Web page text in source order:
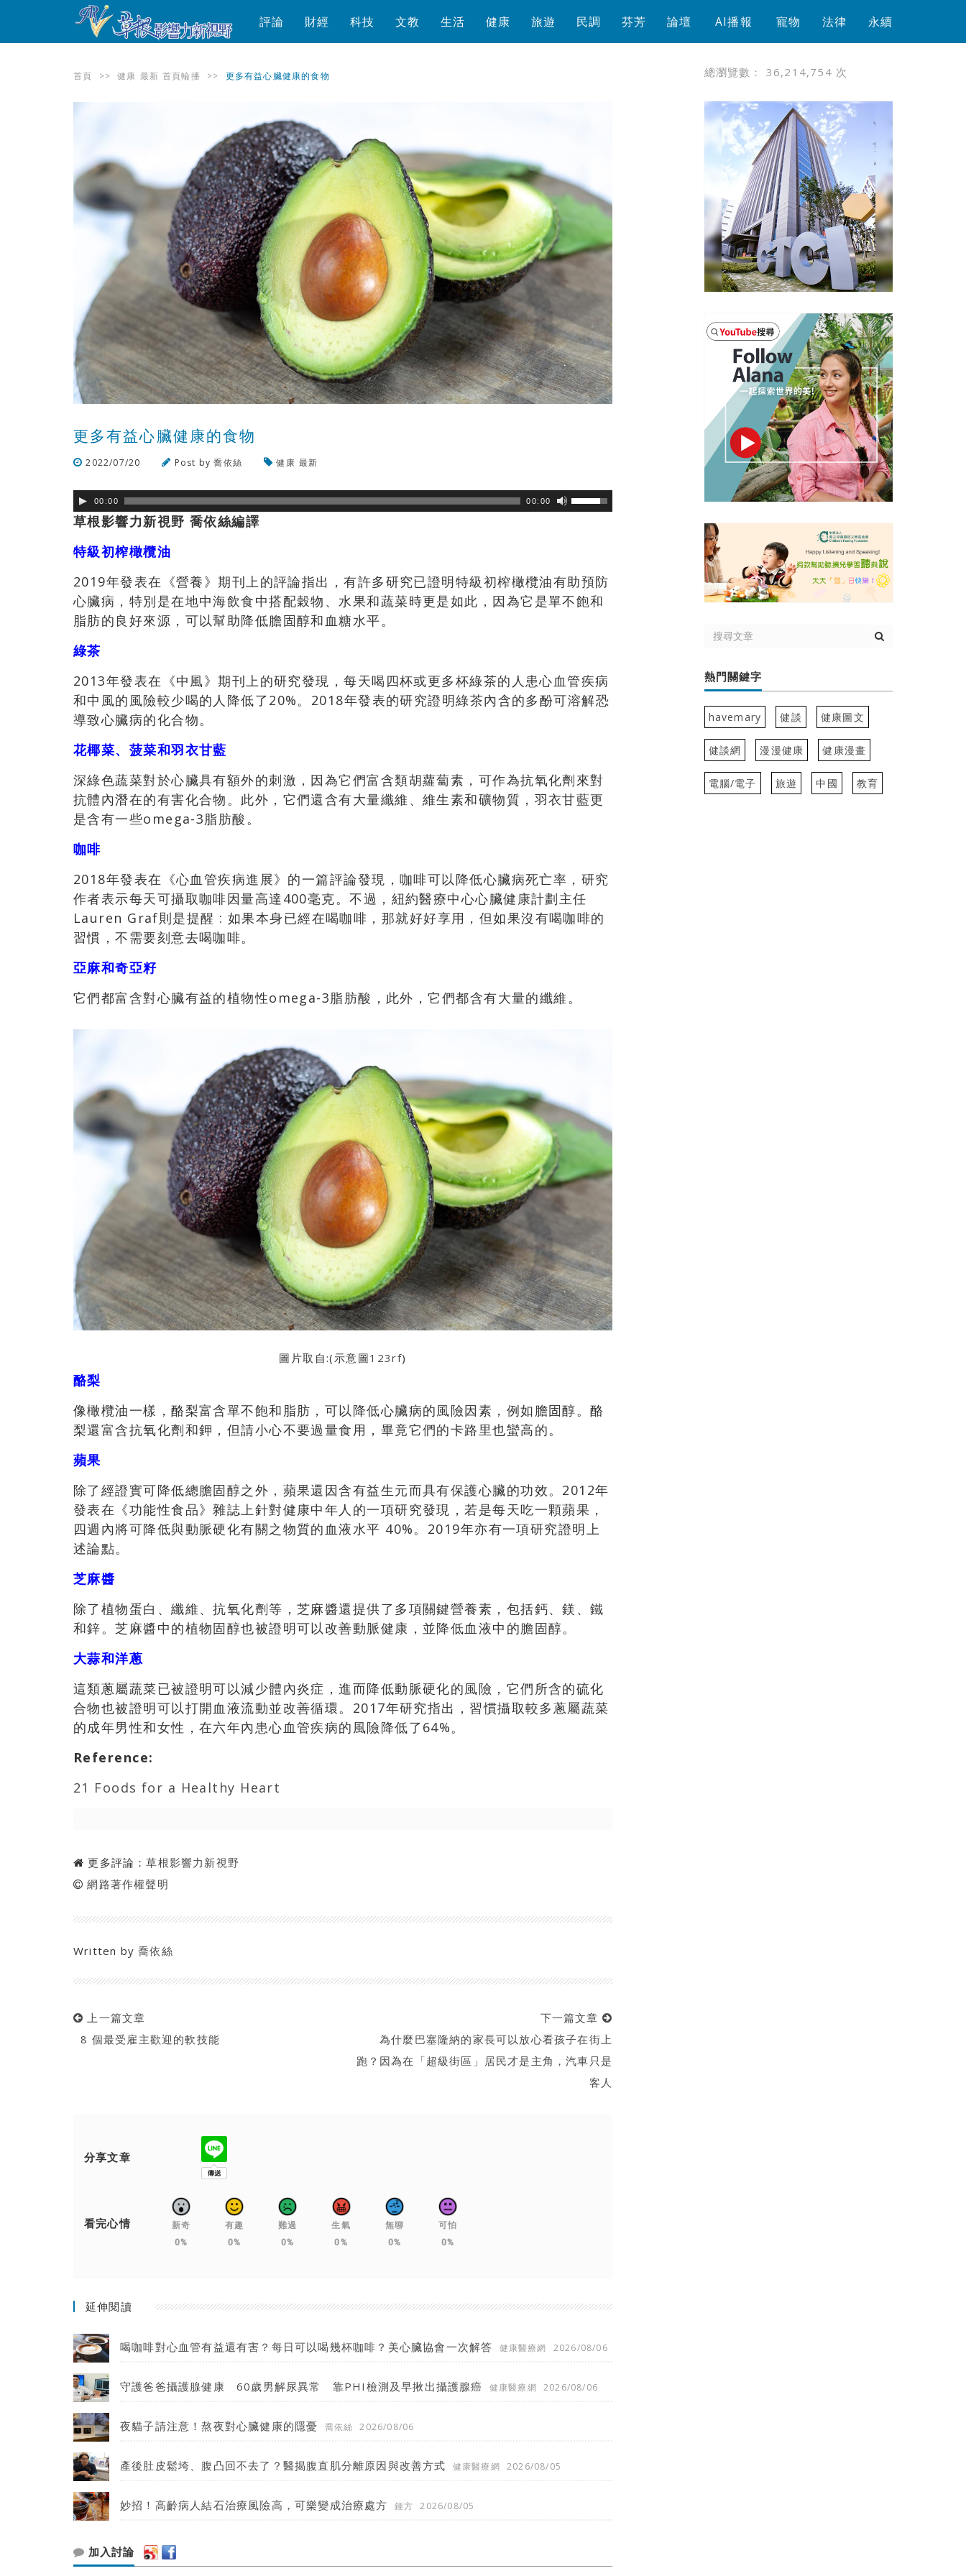
評論 財經 科技 文教 生活 健康 旅遊 民調 芬芳 論壇 AI播報 寵物 法律 永續
首頁 >> 健康 最新 首頁輪播 >> 更多有益心臟健康的食物
更多有益心臟健康的食物
2022/07/20 Post by喬依絲 健康 最新
00:00 00:00
草根影響力新視野 喬依絲編譯
特級初榨橄欖油
2019年發表在《營養》期刊上的評論指出，有許多研究已證明特級初榨橄欖油有助預防
心臟病，特別是在地中海飲食中搭配穀物、水果和蔬菜時更是如此，因為它是單不飽和
脂肪的良好來源，可以幫助降低膽固醇和血糖水平。
綠茶
2013年發表在《中風》期刊上的研究發現，每天喝四杯或更多杯綠茶的人患心血管疾病
和中風的風險較少喝的人降低了20%。2018年發表的研究證明綠茶內含的多酚可溶解恐
導致心臟病的化合物。
花椰菜、菠菜和羽衣甘藍
深綠色蔬菜對於心臟具有額外的刺激，因為它們富含類胡蘿蔔素，可作為抗氧化劑來對
抗體內潛在的有害化合物。此外，它們還含有大量纖維、維生素和礦物質，羽衣甘藍更
是含有一些omega-3脂肪酸。
咖啡
2018年發表在《心血管疾病進展》的一篇評論發現，咖啡可以降低心臟病死亡率，研究
作者表示每天可攝取咖啡因量高達400毫克。不過，紐約醫療中心心臟健康計劃主任
Lauren Graf則是提醒 : 如果本身已經在喝咖啡，那就好好享用，但如果沒有喝咖啡的
習慣，不需要刻意去喝咖啡。
亞麻和奇亞籽
它們都富含對心臟有益的植物性omega-3脂肪酸，此外，它們都含有大量的纖維。
圖片取自:(示意圖123rf)
酪梨
像橄欖油一樣，酪梨富含單不飽和脂肪，可以降低心臟病的風險因素，例如膽固醇。酪
梨還富含抗氧化劑和鉀，但請小心不要過量食用，畢竟它們的卡路里也蠻高的。
蘋果
除了經證實可降低總膽固醇之外，蘋果還因含有益生元而具有保護心臟的功效。2012年
發表在《功能性食品》雜誌上針對健康中年人的一項研究發現，若是每天吃一顆蘋果，
四週內將可降低與動脈硬化有關之物質的血液水平 40%。2019年亦有一項研究證明上
述論點。
芝麻醬
除了植物蛋白、纖維、抗氧化劑等，芝麻醬還提供了多項關鍵營養素，包括鈣、鎂、鐵
和鋅。芝麻醬中的植物固醇也被證明可以改善動脈健康，並降低血液中的膽固醇。
大蒜和洋蔥
這類蔥屬蔬菜已被證明可以減少體內炎症，進而降低動脈硬化的風險，它們所含的硫化
合物也被證明可以打開血液流動並改善循環。2017年研究指出，習慣攝取較多蔥屬蔬菜
的成年男性和女性，在六年內患心血管疾病的風險降低了64%。
Reference:
21 Foods for a Healthy Heart
更多評論：草根影響力新視野
網路著作權聲明
Written by喬依絲
上一篇文章
8 個最受雇主歡迎的軟技能
下一篇文章
為什麼巴塞隆納的家長可以放心看孩子在街上
跑？因為在「超級街區」居民才是主角，汽車只是
客人
分享文章
看完心情
新奇
0%
有趣
0%
難過
0%
生氣
0%
無聊
0%
可怕
0%
延伸閱讀
喝咖啡對心血管有益還有害？每日可以喝幾杯咖啡？美心臟協會一次解答 健康醫療網 2026/08/06
守護爸爸攝護腺健康 60歲男解尿異常 靠PHI檢測及早揪出攝護腺癌 健康醫療網 2026/08/06
夜貓子請注意！熬夜對心臟健康的隱憂 喬依絲 2026/08/06
產後肚皮鬆垮、腹凸回不去了？醫揭腹直肌分離原因與改善方式 健康醫療網 2026/08/05
妙招！高齡病人結石治療風險高，可樂變成治療處方 鍾方 2026/08/05
加入討論
總瀏覽數： 36,214,754 次
熱門關鍵字
havemary 健談 健康圖文
健談網 漫漫健康 健康漫畫
電腦/電子 旅遊 中國 教育